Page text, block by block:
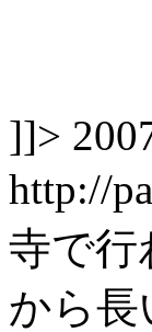
]]>
http://
寺で行
から長